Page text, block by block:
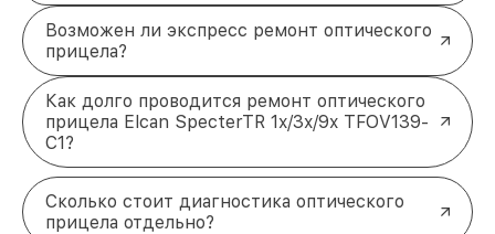
Возможен ли экспресс ремонт оптического
прицела?
Как долго проводится ремонт оптического
прицела Elcan SpecterTR 1x/3x/9x TFOV139-
C1?
Сколько стоит диагностика оптического
прицела отдельно?